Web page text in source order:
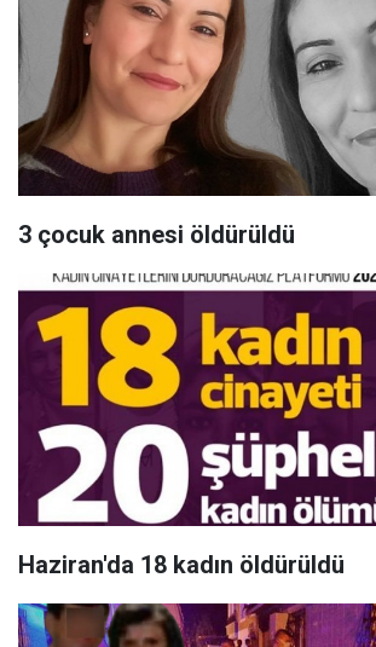
3 çocuk annesi öldürüldü
Haziran'da 18 kadın öldürüldü